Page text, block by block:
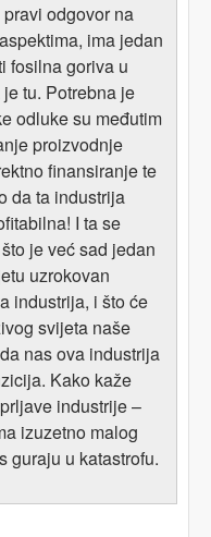
odgovor na
ima jedan
fosilna goriva u
tu. Potrebna je
odluke su međutim
proizvodnje
finansiranje te
da ta industrija
I ta se
je već sad jedan
uzrokovan
industrija, i što će
svijeta naše
nas ova industrija
Kako kaže
industrije –
izuzetno malog
guraju u katastrofu.